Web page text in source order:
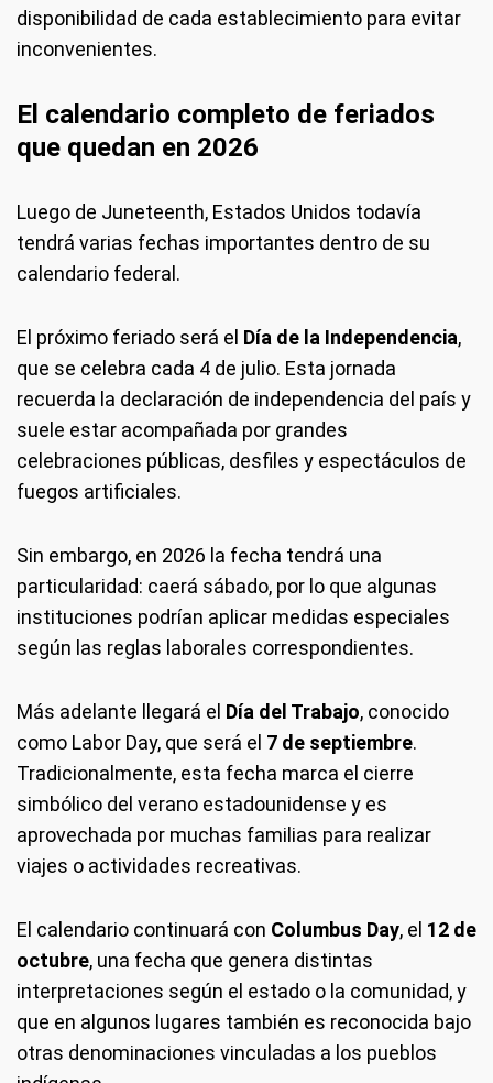
disponibilidad de cada establecimiento para evitar
inconvenientes.
El calendario completo de feriados
que quedan en 2026
Luego de Juneteenth, Estados Unidos todavía
tendrá varias fechas importantes dentro de su
calendario federal.
El próximo feriado será el Día de la Independencia,
que se celebra cada 4 de julio. Esta jornada
recuerda la declaración de independencia del país y
suele estar acompañada por grandes
celebraciones públicas, desfiles y espectáculos de
fuegos artificiales.
Sin embargo, en 2026 la fecha tendrá una
particularidad: caerá sábado, por lo que algunas
instituciones podrían aplicar medidas especiales
según las reglas laborales correspondientes.
Más adelante llegará el Día del Trabajo, conocido
como Labor Day, que será el 7 de septiembre.
Tradicionalmente, esta fecha marca el cierre
simbólico del verano estadounidense y es
aprovechada por muchas familias para realizar
viajes o actividades recreativas.
El calendario continuará con Columbus Day, el 12 de
octubre, una fecha que genera distintas
interpretaciones según el estado o la comunidad, y
que en algunos lugares también es reconocida bajo
otras denominaciones vinculadas a los pueblos